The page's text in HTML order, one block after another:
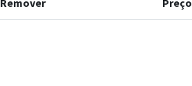
Remover Preço